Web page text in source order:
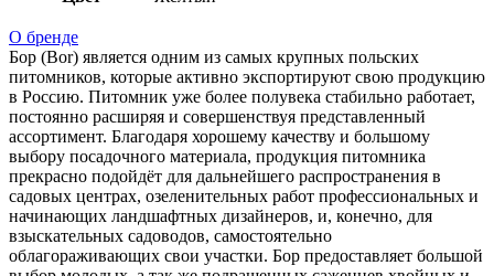
О бренде
Бор (Bor) является одним из самых крупных польских
питомников, которые активно экспортируют свою продукцию
в Россию. Питомник уже более полувека стабильно работает,
постоянно расширяя и совершенствуя представленный
ассортимент. Благодаря хорошему качеству и большому
выбору посадочного материала, продукция питомника
прекрасно подойдёт для дальнейшего распространения в
садовых центрах, озеленительных работ профессиональных и
начинающих ландшафтных дизайнеров, и, конечно, для
взыскательных садоводов, самостоятельно
облагораживающих свои участки. Бор предоставляет большой